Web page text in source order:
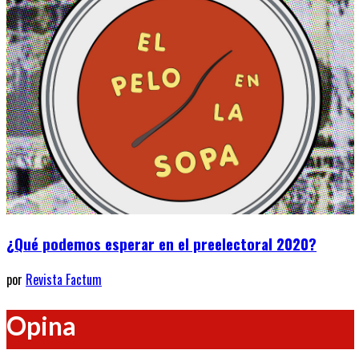
¿Qué podemos esperar en el preelectoral 2020?
por Revista Factum
Opina